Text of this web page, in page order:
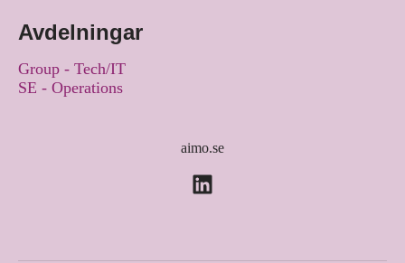
Avdelningar
Group - Tech/IT
SE - Operations
aimo.se